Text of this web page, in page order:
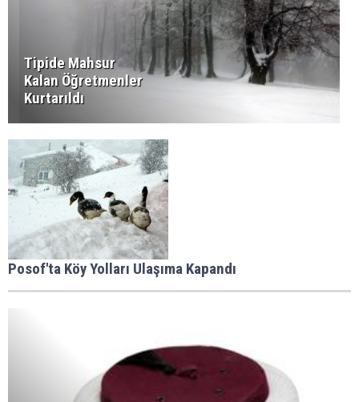
Tipide Mahsur
Kalan Öğretmenler
Kurtarıldı
Posof'ta Köy Yolları Ulaşıma Kapandı